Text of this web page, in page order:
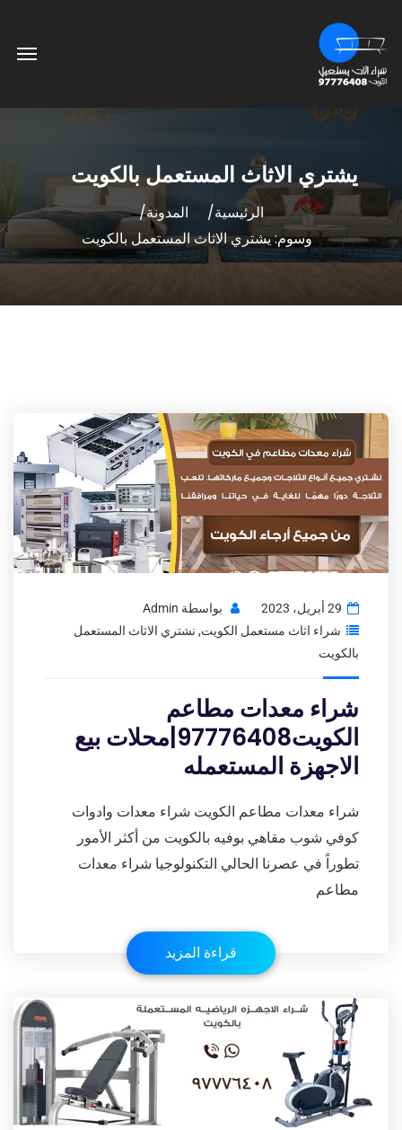
يشتري الاثاث المستعمل بالكويت
الرئيسية
المدونة
وسوم: يشتري الاثاث المستعمل بالكويت
29 أبريل، 2023 بواسطة Admin
شراء اثاث مستعمل الكويت, نشتري الاثاث المستعمل
بالكويت
شراء معدات مطاعم
الكويت97776408|محلات بيع
الاجهزة المستعمله
شراء معدات مطاعم الكويت شراء معدات وادوات
كوفي شوب مقاهي بوفيه بالكويت من أكثر الأمور
تطوراً في عصرنا الحالي التكنولوجيا شراء معدات
مطاعم
قراءة المزيد